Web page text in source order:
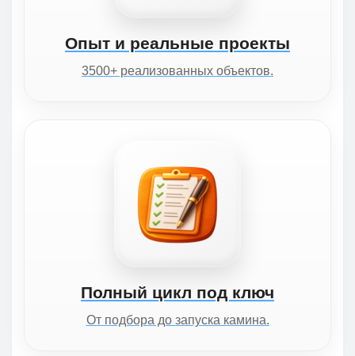
Опыт и реальные проекты
3500+ реализованных объектов.
Полный цикл под ключ
От подбора до запуска камина.